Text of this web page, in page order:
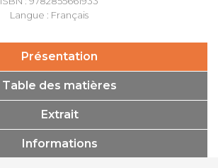
Langue : Français
Présentation
Table des matières
Extrait
Informations